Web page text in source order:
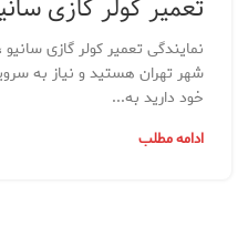
تعمیر کولر گازی
نمایندگی تعمیر کولر گازی
شهر تهران هستید و نیاز به
خود دارید به...
ادامه مطلب